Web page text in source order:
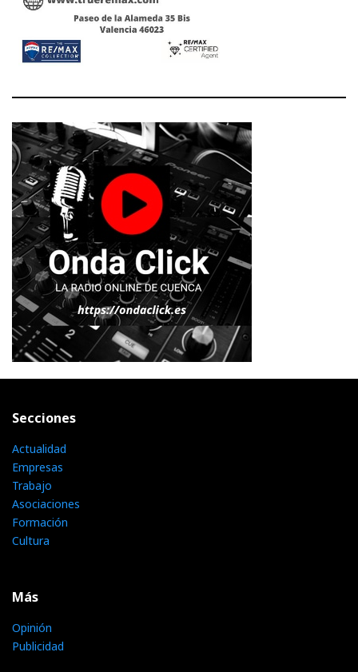
Secciones
Actualidad
Empresas
Trabajo
Asociaciones
Formación
Cultura
Más
Opinión
Publicidad